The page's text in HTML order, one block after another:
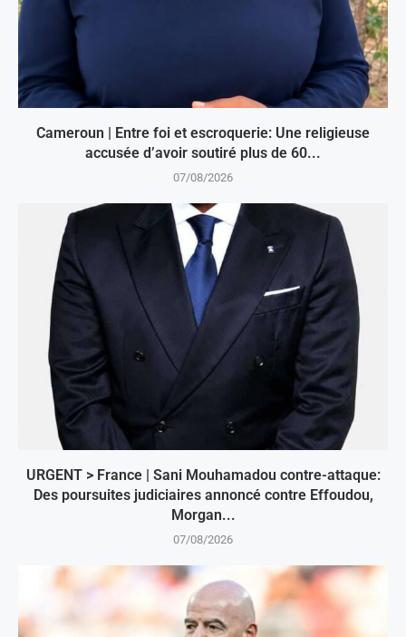
Cameroun | Entre foi et escroquerie: Une religieuse
accusée d’avoir soutiré plus de 60...
07/08/2026
URGENT > France | Sani Mouhamadou contre-attaque:
Des poursuites judiciaires annoncé contre Effoudou,
Morgan...
07/08/2026